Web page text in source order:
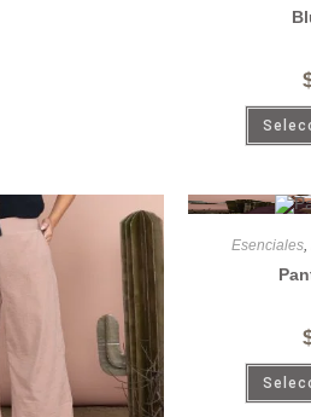
Esenciales,